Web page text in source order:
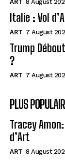
ART 8 August
Italie : Vol
ART 7 August
Trump
?
ART 7 August
PLUS
Tracey
d’Art
ART 8 August